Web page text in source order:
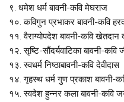
९. धमेश धर्म बावनी-कवि मेघराज
१०. कविगुन प्रभाकर बावनी-कवि
११. वैराग्योपदेश बावनी-कवि खेतदान
१२. सृष्टि-सौंदर्यवाटिका बावनी-कवि
१३. स्वधर्म निष्ठाबावनी-कवि देवीदास
१४. गृहस्थ धर्म गुण प्रकाश बावनी-
१५. स्वदेश हुन्नर कला बावनी-कवि